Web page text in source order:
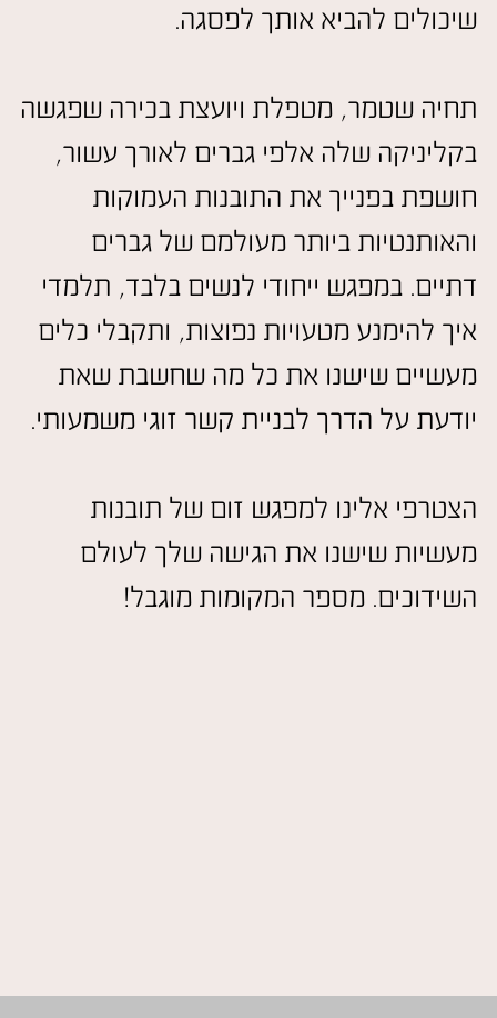
שיכולים להביא אותך לפסגה.
תחיה שטמר, מטפלת ויועצת בכירה שפגשה
בקליניקה שלה אלפי גברים לאורך עשור,
חושפת בפנייך את התובנות העמוקות
והאותנטיות ביותר מעולמם של גברים
דתיים. במפגש ייחודי לנשים בלבד, תלמדי
איך להימנע מטעויות נפוצות, ותקבלי כלים
מעשיים שישנו את כל מה שחשבת שאת
יודעת על הדרך לבניית קשר זוגי משמעותי.
הצטרפי אלינו למפגש זום של תובנות
מעשיות שישנו את הגישה שלך לעולם
השידוכים. מספר המקומות מוגבל!